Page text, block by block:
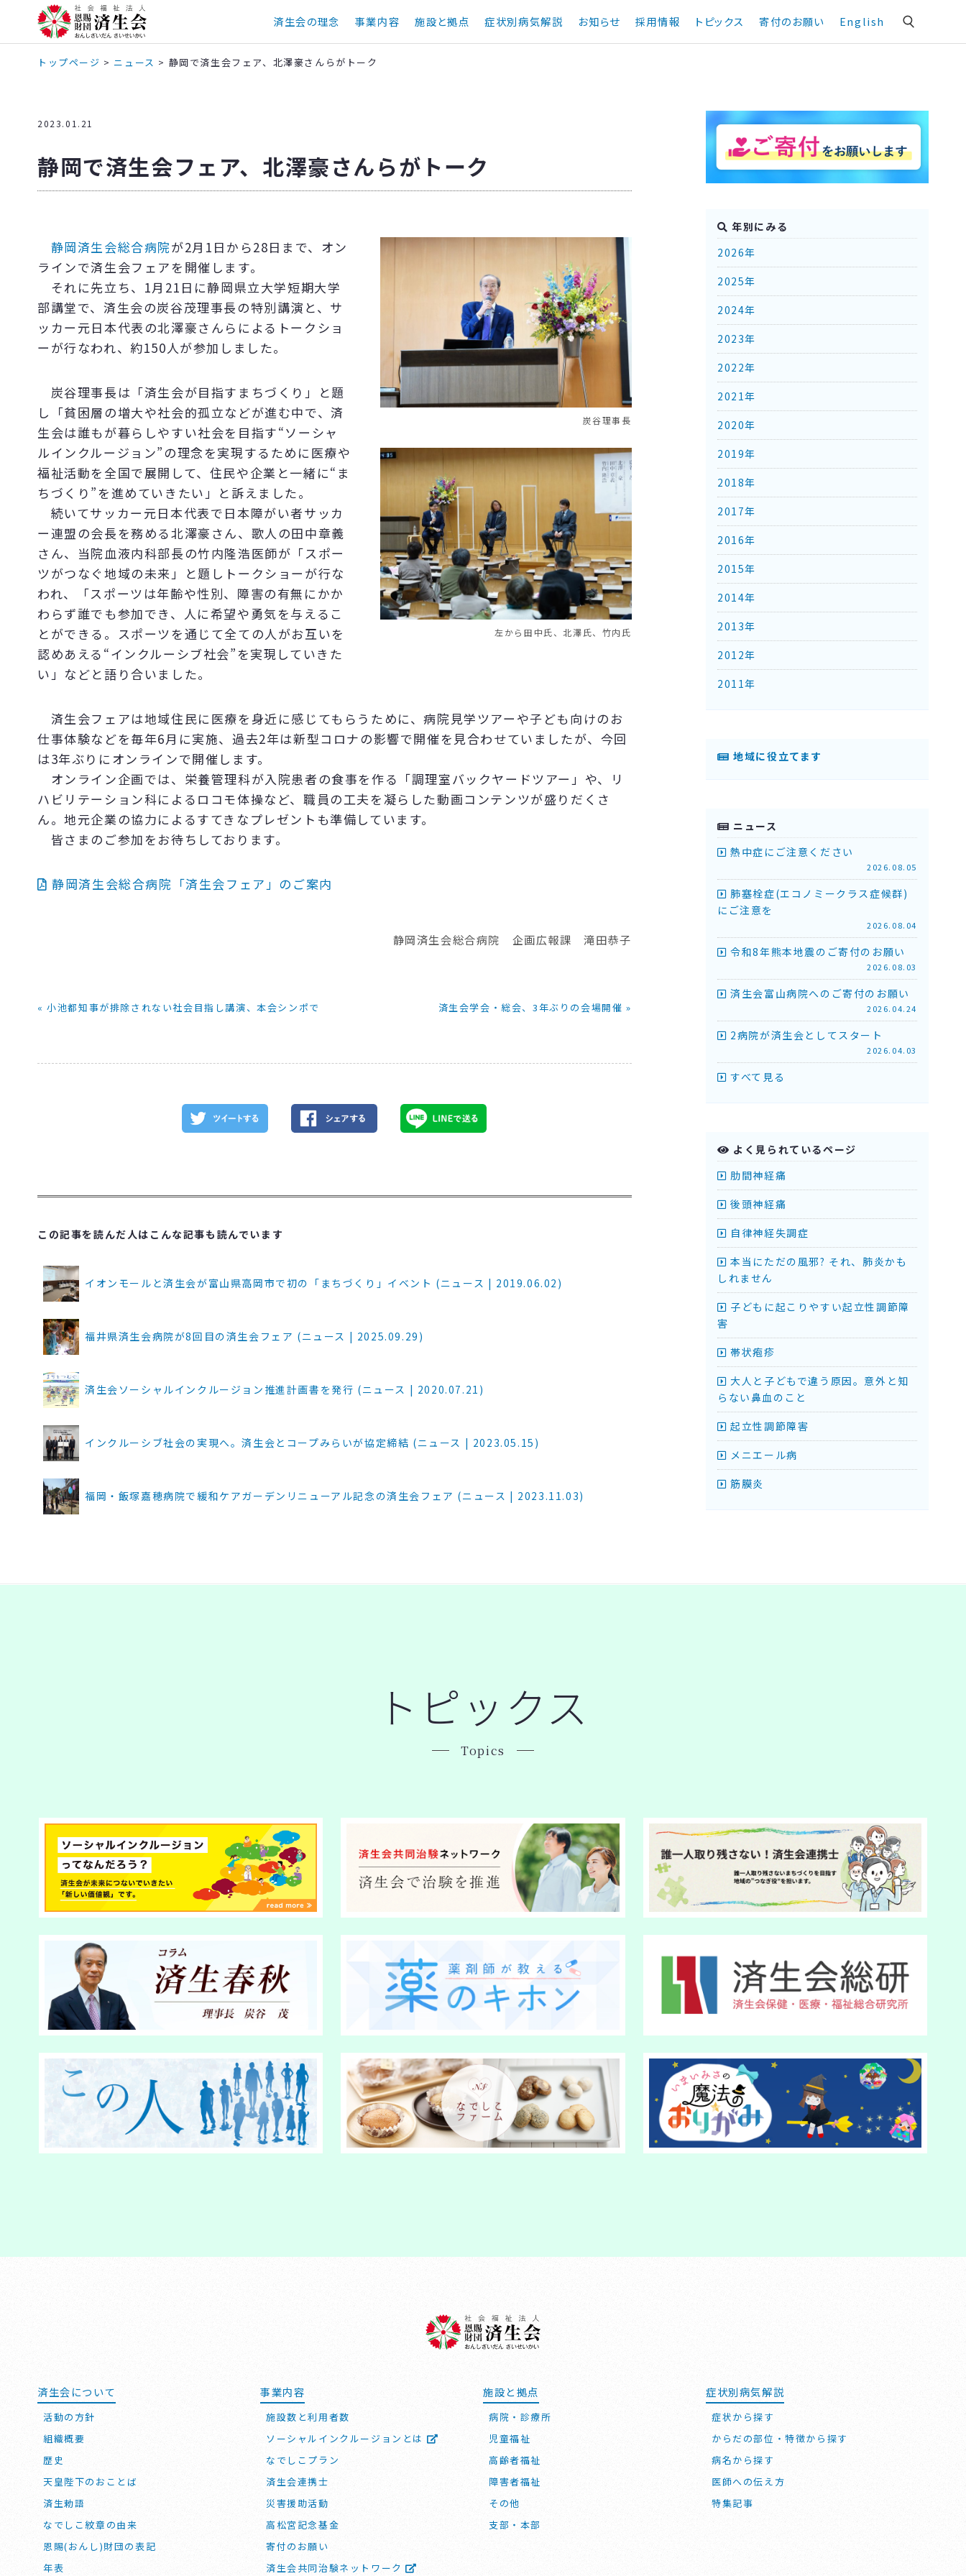
済生会の理念 事業内容 施設と拠点 症状別病気解説 お知らせ 採用情報 トピックス 寄付のお願い English
トップページ > ニュース > 静岡で済生会フェア、北澤豪さんらがトーク
2023.01.21
静岡で済生会フェア、北澤豪さんらがトーク
炭谷理事長
左から田中氏、北澤氏、竹内氏
静岡済生会総合病院が2月 1 日から28日まで、オン
ラインで済生会フェアを開催します。
それに先立ち、 1月 21 日に静岡県立大学短期大学
部講堂で、済生会の炭谷茂理事長の特別講演と、サ
ッカー元日本代表の北澤豪さんらによるトークショ
ーが行なわれ、約150人が参加しました。
炭谷理事長は「済生会が目指すまちづくり」と題
し「貧困層の増大や社会的孤立などが進む中で、済
生会は誰もが暮らしやすい社会を目指す“ソーシャ
ルインクルージョン”の理念を実現するために医療や
福祉活動を全国で展開して、住民や企業と一緒に“ま
ちづくり”を進めていきたい」と訴えました。
続いてサッカー元日本代表で日本障がい者サッカ
ー連盟の会長を務める北澤豪さん、歌人の田中章義
さん、当院血液内科部長の竹内隆浩医師が「スポー
ツがつなぐ地域の未来」と題しトークショーが行な
われ、「スポーツは年齢や性別、障害の有無にかか
わらず誰でも参加でき、人に希望や勇気を与えるこ
とができる。スポーツを通じて全ての人がお互いを
認めあえる“インクルーシブ社会”を実現していきた
い」などと語り合いました。
済生会フェアは地域住民に医療を身近に感じてもらうために、病院見学ツアーや子ども向けのお
仕事体験などを毎年6月に実施、過去2年は新型コロナの影響で開催を見合わせていましたが、今回
は3年ぶりにオンラインで開催します。
オンライン企画では、栄養管理科が入院患者の食事を作る「調理室バックヤードツアー」や、リ
ハビリテーション科によるロコモ体操など、職員の工夫を凝らした動画コンテンツが盛りだくさ
ん。地元企業の協力によるすてきなプレゼントも準備しています。
皆さまのご参加をお待ちしております。
静岡済生会総合病院「済生会フェア」のご案内
静岡済生会総合病院 企画広報課 滝田恭子
« 小池都知事が排除されない社会目指し講演、本会シンポで 済生会学会・総会、3年ぶりの会場開催 »
この記事を読んだ人はこんな記事も読んでいます
イオンモールと済生会が富山県高岡市で初の「まちづくり」イベント (ニュース | 2019.06.02)
福井県済生会病院が8回目の済生会フェア (ニュース | 2025.09.29)
済生会ソーシャルインクルージョン推進計画書を発行 (ニュース | 2020.07.21)
インクルーシブ社会の実現へ。済生会とコープみらいが協定締結 (ニュース | 2023.05.15)
福岡・飯塚嘉穂病院で緩和ケアガーデンリニューアル記念の済生会フェア (ニュース | 2023.11.03)
年別にみる
2026年
2025年
2024年
2023年
2022年
2021年
2020年
2019年
2018年
2017年
2016年
2015年
2014年
2013年
2012年
2011年
地域に役立てます
ニュース
熱中症にご注意ください
2026.08.05
肺塞栓症(エコノミークラス症候群)
にご注意を
2026.08.04
令和8年熊本地震のご寄付のお願い
2026.08.03
済生会富山病院へのご寄付のお願い
2026.04.24
2病院が済生会としてスタート
2026.04.03
すべて見る
よく見られているページ
肋間神経痛
後頭神経痛
自律神経失調症
本当にただの風邪? それ、肺炎かも
しれません
子どもに起こりやすい起立性調節障
害
帯状疱疹
大人と子どもで違う原因。意外と知
らない鼻血のこと
起立性調節障害
メニエール病
筋膜炎
トピックス
Topics
済生会について
活動の方針
組織概要
歴史
天皇陛下のおことば
済生勅語
なでしこ紋章の由来
恩賜(おんし)財団の表記
年表
事業内容
施設数と利用者数
ソーシャルインクルージョンとは
なでしこプラン
済生会連携士
災害援助活動
高松宮記念基金
寄付のお願い
済生会共同治験ネットワーク
施設と拠点
病院・診療所
児童福祉
高齢者福祉
障害者福祉
その他
支部・本部
症状別病気解説
症状から探す
からだの部位・特徴から探す
病名から探す
医師への伝え方
特集記事